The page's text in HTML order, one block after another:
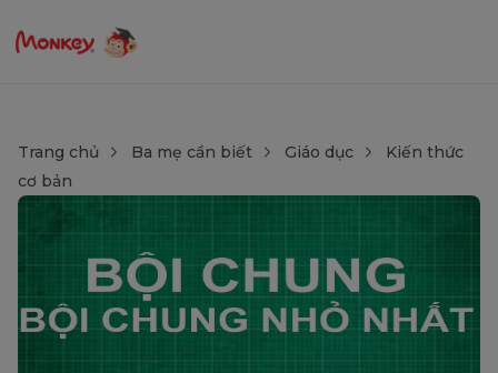
Trang chủ Ba mẹ cần biết Giáo dục
Kiến thức
cơ bản